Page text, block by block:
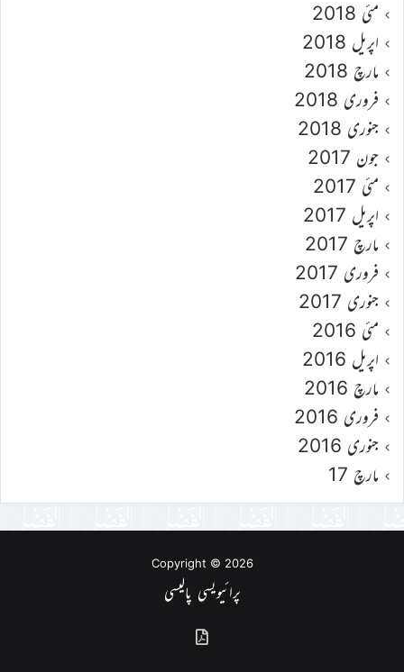
مئی 2018
اپریل 2018
مارچ 2018
فروری 2018
جنوری 2018
جون 2017
مئی 2017
اپریل 2017
مارچ 2017
فروری 2017
جنوری 2017
مئی 2016
اپریل 2016
مارچ 2016
فروری 2016
جنوری 2016
مارچ 17
Copyright © 2026
پرائیویسی پالیسی
گذشتہ